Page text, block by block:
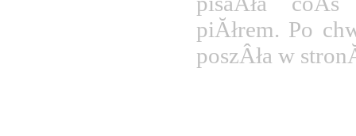
piĂłrem. Po
poszÂła w